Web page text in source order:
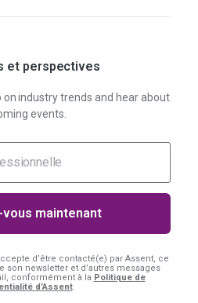
et perspectives
on industry trends and hear about
events.
d’être contacté(e) par Assent, ce
newsletter et d’autres messages
conformément à la Politique de
d’Assent.